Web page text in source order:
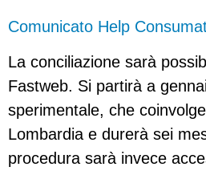
Comunicato Help
La conciliazione sarà
Fastweb. Si partirà a
sperimentale, che
Lombardia e durerà sei
procedura sarà invece